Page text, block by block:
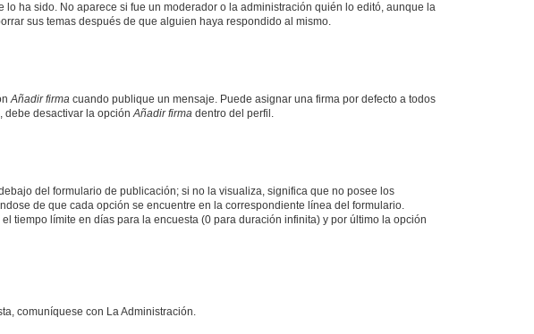
ha sido. No aparece si fue un moderador o la administración quién lo editó, aunque la
sus temas después de que alguien haya respondido al mismo.
Añadir firma cuando publique un mensaje. Puede asignar una firma por defecto a todos
debe desactivar la opciónAñadir firma dentro del perfil.
del formulario de publicación; si no la visualiza, significa que no posee los
de que cada opción se encuentre en la correspondiente línea del formulario.
tiempo límite en días para la encuesta (0 para duración infinita) y por último la opción
comuníquese con La Administración.